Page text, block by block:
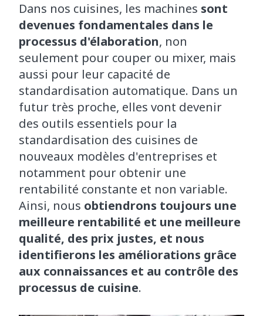
Dans nos cuisines, les machines sont
devenues fondamentales dans le
processus d'élaboration, non
seulement pour couper ou mixer, mais
aussi pour leur capacité de
standardisation automatique. Dans un
futur très proche, elles vont devenir
des outils essentiels pour la
standardisation des cuisines de
nouveaux modèles d'entreprises et
notamment pour obtenir une
rentabilité constante et non variable.
Ainsi, nous obtiendrons toujours une
meilleure rentabilité et une meilleure
qualité, des prix justes, et nous
identifierons les améliorations grâce
aux connaissances et au contrôle des
processus de cuisine.